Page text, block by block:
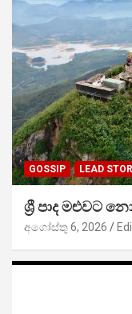
GOSSIP LEAD
ශ්‍රී පාද මළුවට
අගෝස්තු 6, 2026